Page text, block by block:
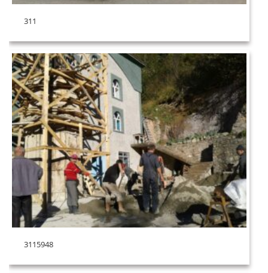
311
3115948